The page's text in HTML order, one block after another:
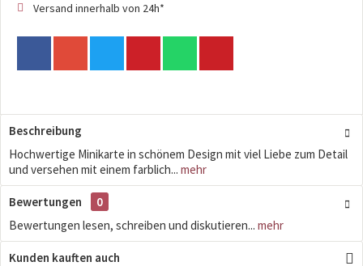
Versand innerhalb von 24h*
Beschreibung
Hochwertige Minikarte in schönem Design mit viel Liebe zum Detail
und versehen mit einem farblich... mehr
Bewertungen
0
Bewertungen lesen, schreiben und diskutieren... mehr
Kunden kauften auch